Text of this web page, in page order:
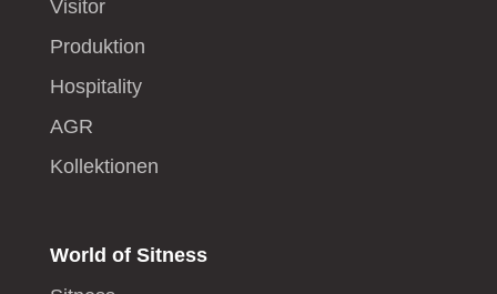
Visitor
Produktion
Hospitality
AGR
Kollektionen
World of Sitness